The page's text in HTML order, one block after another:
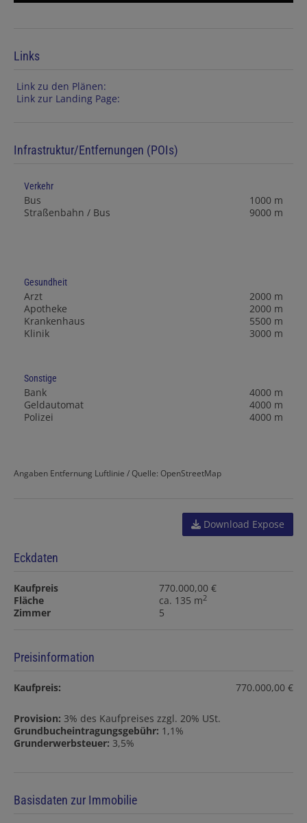
Links
Link zu den Plänen:
Link zur Landing Page:
Infrastruktur/Entfernungen (POIs)
Verkehr
Bus
1000 m
Straßenbahn / Bus
9000 m
Gesundheit
Arzt
2000 m
Apotheke
2000 m
Krankenhaus
5500 m
Klinik
3000 m
Sonstige
Bank
4000 m
Geldautomat
4000 m
Polizei
4000 m
Angaben Entfernung Luftlinie / Quelle: OpenStreetMap
Download Expose
Eckdaten
Kaufpreis
770.000,00 €
Fläche
ca. 135 m2
Zimmer 5
Preisinformation
Kaufpreis: 770.000,00 €
Provision: 3% des Kaufpreises zzgl. 20% USt.
Grundbucheintragungsgebühr: 1,1%
Grunderwerbsteuer: 3,5%
Basisdaten zur Immobilie